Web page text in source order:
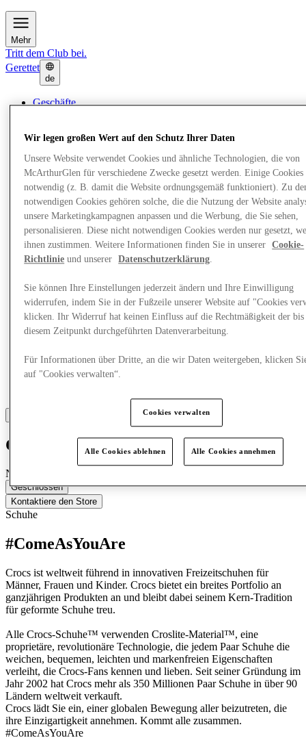
Mehr
Tritt dem Club bei.
Gerettet
de
Geschäfte
Was läuft
Geschenkkarten
Dienstleistungen
Mehr
Crocs
Neu eröffnet
Geschlossen
Kontaktiere den Store
Schuhe
#ComeAsYouAre
Crocs ist weltweit führend in innovativen Freizeitschuhen für
Männer, Frauen und Kinder. Crocs bietet ein breites Portfolio an
ganzjährigen Produkten an und bleibt dabei seinem Kern-Tradition
für geformte Schuhe treu.
Alle Crocs-Schuhe™ verwenden Croslite-Material™, eine
proprietäre, revolutionäre Technologie, die jedem Paar Schuhe die
weichen, bequemen, leichten und markenfreien Eigenschaften
verleiht, die Crocs-Fans kennen und lieben. Seit seiner Gründung im
Jahr 2002 hat Crocs mehr als 350 Millionen Paar Schuhe in über 90
Ländern weltweit verkauft.
Crocs lädt Sie ein, einer globalen Bewegung aller beizutreten, die
ihre Einzigartigkeit annehmen. Kommt alle zusammen.
#ComeAsYouAre
Wir legen großen Wert auf den Schutz Ihrer Daten
Unsere Website verwendet Cookies und ähnliche Technologien, die von
McArthurGlen für verschiedene Zwecke gesetzt werden. Einige Cookies
notwendig (z. B. damit die Website ordnungsgemäß funktioniert). Zu
notwendigen Cookies gehören solche, die die Nutzung der Website
unsere Marketingkampagnen anpassen und die Werbung, die Sie sehen,
personalisieren. Diese nicht notwendigen Cookies werden nur gesetzt,
ihnen zustimmen. Weitere Informationen finden Sie in unserer
Cookie-
Richtlinie und unserer Datenschutzerklärung.
Sie können Ihre Einstellungen jederzeit ändern und Ihre Einwilligung
widerrufen, indem Sie in der Fußzeile unserer Website auf "Cookies
klicken. Ihr Widerruf hat keinen Einfluss auf die Rechtmäßigkeit der bis
diesem Zeitpunkt durchgeführten Datenverarbeitung.
Für Informationen über Dritte, an die wir Daten weitergeben, klicken
auf "Cookies verwalten“.
Cookies verwalten
Alle Cookies ablehnen Alle Cookies annehmen